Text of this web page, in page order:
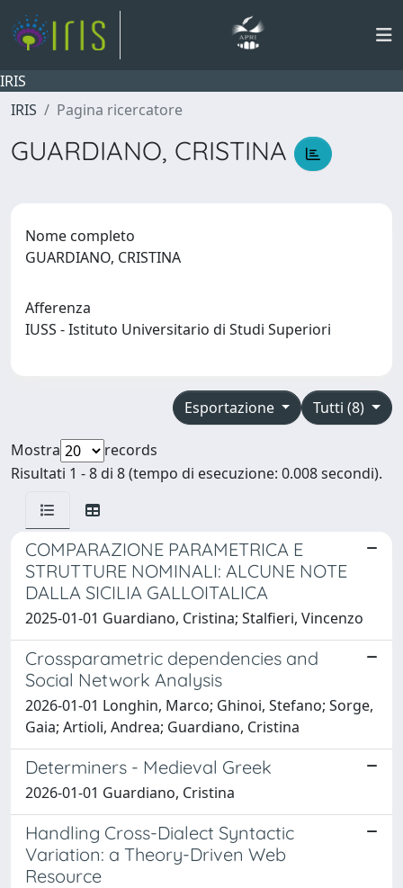
IRIS
IRIS
Pagina ricercatore
GUARDIANO, CRISTINA
Nome completo
GUARDIANO, CRISTINA
Afferenza
IUSS - Istituto Universitario di Studi Superiori
Tutti (8)
Esportazione
Mostra
records
Risultati 1 - 8 di 8 (tempo di esecuzione: 0.008 secondi).
COMPARAZIONE PARAMETRICA E
STRUTTURE NOMINALI: ALCUNE NOTE
DALLA SICILIA GALLOITALICA
2025-01-01 Guardiano, Cristina; Stalfieri, Vincenzo
Crossparametric dependencies and
Social Network Analysis
2026-01-01 Longhin, Marco; Ghinoi, Stefano; Sorge,
Gaia; Artioli, Andrea; Guardiano, Cristina
Determiners - Medieval Greek
2026-01-01 Guardiano, Cristina
Handling Cross-Dialect Syntactic
Variation: a Theory-Driven Web
Resource